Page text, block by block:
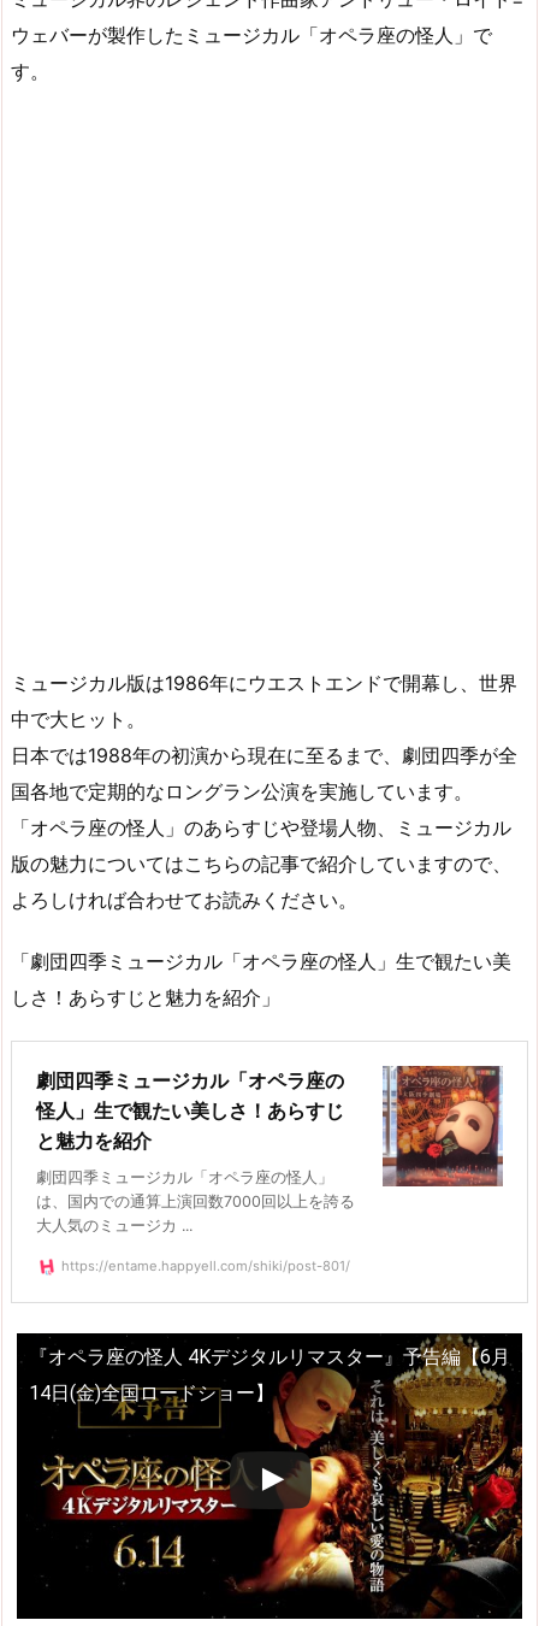
ウェバーが製作したミュージカル「オペラ座の怪人」で
す。
ミュージカル版は1986年にウエストエンドで開幕し、世界
中で大ヒット。
日本では1988年の初演から現在に至るまで、劇団四季が全
国各地で定期的なロングラン公演を実施しています。
「オペラ座の怪人」のあらすじや登場人物、ミュージカル
版の魅力についてはこちらの記事で紹介していますので、
よろしければ合わせてお読みください。
「劇団四季ミュージカル「オペラ座の怪人」生で観たい美
しさ！あらすじと魅力を紹介」
劇団四季ミュージカル「オペラ座の
怪人」生で観たい美しさ！あらすじ
と魅力を紹介
劇団四季ミュージカル「オペラ座の怪人」
は、国内での通算上演回数7000回以上を誇る
大人気のミュージカ ...
https://entame.happyell.com/shiki/post-801/
『オペラ座の怪人 4Kデジタルリマスター』予告編【6月
14日(金)全国ロードショー】